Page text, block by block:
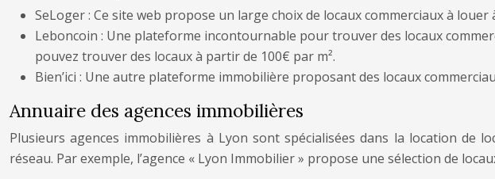
SeLoger : Ce site web propose un large choix de locaux commerciaux à
Leboncoin : Une plateforme incontournable pour trouver des locaux
pouvez trouver des locaux à partir de 100€ par m².
Bien’ici : Une autre plateforme immobilière proposant des locaux
Annuaire des agences immobilières
Plusieurs agences immobilières à Lyon sont spécialisées dans la location de
réseau. Par exemple, l’agence « Lyon Immobilier » propose une sélection de